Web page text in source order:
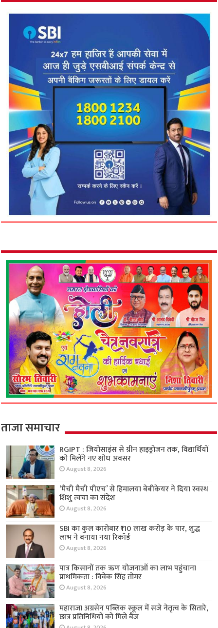
ताजा समाचार
RGIPT : जियोसाइंस से ग्रीन हाइड्रोजन तक, विद्यार्थियों
को मिलेंगे नए शोध अवसर
August 8, 2026
‘मैची मैची पीएच’ से हिमालया बेबीकेयर ने दिया स्वस्थ
शिशु त्वचा का संदेश
August 8, 2026
SBI का कुल कारोबार ₹110 लाख करोड़ के पार, शुद्ध
लाभ ने बनाया नया रिकॉर्ड
August 8, 2026
पात्र किसानों तक ऋण योजनाओं का लाभ पहुंचाना
प्राथमिकता : विवेक सिंह तोमर
August 8, 2026
महाराजा अग्रसेन पब्लिक स्कूल में सजे नेतृत्व के सितारे,
छात्र प्रतिनिधियों को मिले बैज